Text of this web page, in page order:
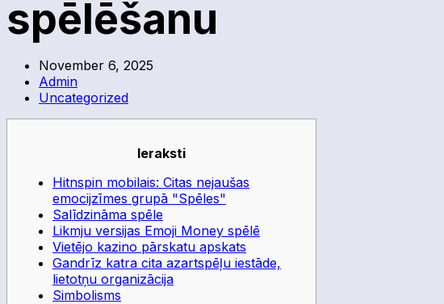
spēlēšanu
November 6, 2025
Admin
Uncategorized
Ieraksti
Hitnspin mobilais: Citas nejaušas
emocijzīmes grupā "Spēles"
Salīdzināma spēle
Likmju versijas Emoji Money spēlē
Vietējo kazino pārskatu apskats
Gandrīz katra cita azartspēļu iestāde,
lietotņu organizācija
Simbolisms